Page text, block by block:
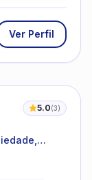
Ver Perfil
5.0(3)